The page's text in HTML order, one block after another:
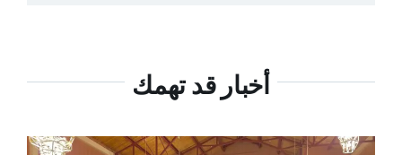
أخبار قد تهمك